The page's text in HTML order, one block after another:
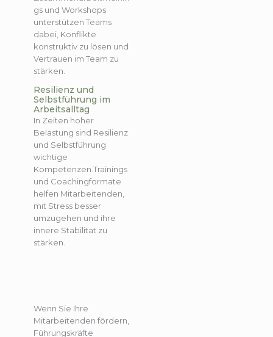
gs und Workshops
unterstützen Teams
dabei, Konflikte
konstruktiv zu lösen und
Vertrauen im Team zu
stärken.
Resilienz und
Selbstführung im
Arbeitsalltag
In Zeiten hoher
Belastung sind Resilienz
und Selbstführung
wichtige
Kompetenzen.Trainings
und Coachingformate
helfen Mitarbeitenden,
mit Stress besser
umzugehen und ihre
innere Stabilität zu
stärken.
Wenn Sie Ihre
Mitarbeitenden fördern,
Führungskräfte